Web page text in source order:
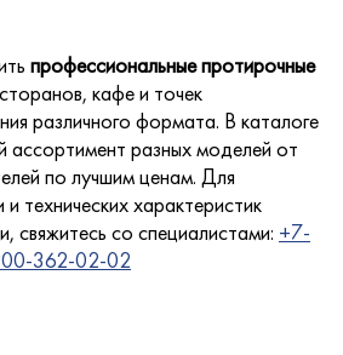
Индустриям
Услуги
профессиональные протирочные
кафе и точек
различного формата. В каталоге
ассортимент разных моделей от
по лучшим ценам. Для
технических характеристик
свяжитесь со специалистами: +7-
362-02-02